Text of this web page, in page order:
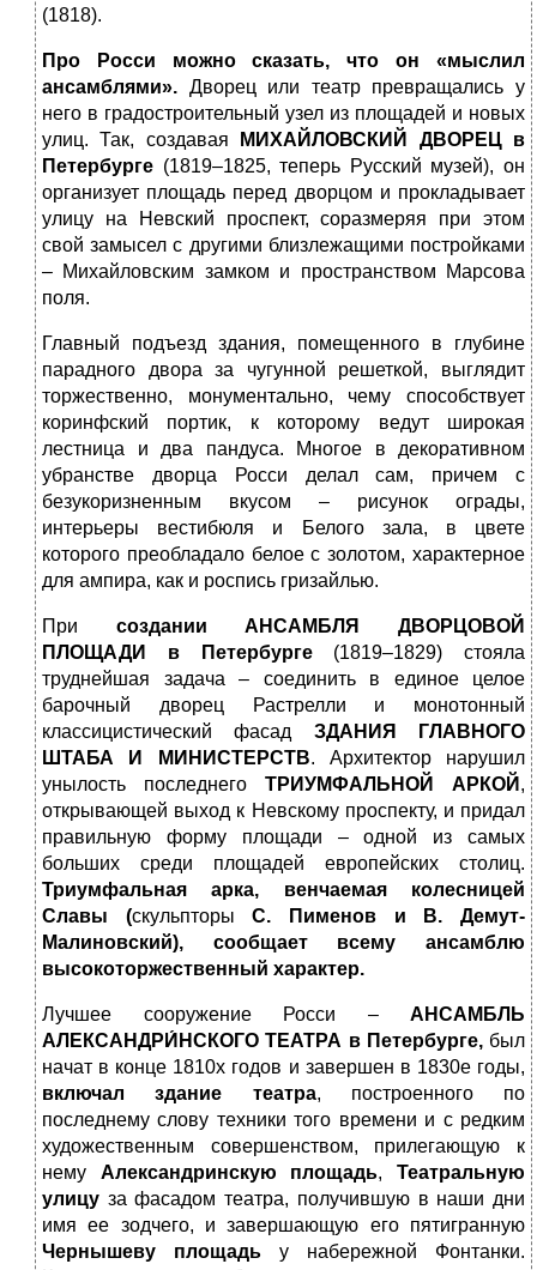
(1818).
Про Росси можно сказать, что он «мыслил
ансамблями». Дворец или театр превращались у
него в градостроительный узел из площадей и новых
улиц. Так, создавая
МИХАЙЛОВСКИЙ ДВОРЕЦ
в
Петербурге (1819–1825, теперь Русский музей), он
организует площадь перед дворцом и прокладывает
улицу на Невский проспект, соразмеряя при этом
свой замысел с другими близлежащими постройками
– Михайловским замком и пространством Марсова
поля.
Главный подъезд здания, помещенного в глубине
парадного двора за чугунной решеткой, выглядит
торжественно, монументально, чему способствует
коринфский портик, к которому ведут широкая
лестница и два пандуса. Многое в декоративном
убранстве дворца Росси делал сам, причем с
безукоризненным вкусом – рисунок ограды,
интерьеры вестибюля и Белого зала, в цвете
которого преобладало белое с золотом, характерное
для ампира, как и роспись гризайлью.
При создании АНСАМБЛЯ ДВОРЦОВОЙ
ПЛОЩАДИ
в Петербурге(1819–1829) стояла
труднейшая задача – соединить в единое целое
барочный дворец Растрелли и монотонный
классицистический фасад ЗДАНИЯ ГЛАВНОГО
ШТАБА И МИНИСТЕРСТВ. Архитектор нарушил
унылость последнего ТРИУМФАЛЬНОЙ АРКОЙ ,
открывающей выход к Невскому проспекту, и придал
правильную форму площади – одной из самых
больших среди площадей европейских столиц.
Триумфальная арка, венчаемая колесницей
Славы (скульпторыС.
Пименов и В. Демут-
Малиновский), сообщает всему ансамблю
высокоторжественный характер.
Лучшее сооружение Росси – АНСАМБЛЬ
АЛЕКСАНДРИ́НСКОГО ТЕАТРА в Петербурге,был
начат в конце 1810х годов и завершен в 1830е годы,
включал здание театра, построенного по
последнему слову техники того времени и с редким
художественным совершенством, прилегающую к
нему Александринскую площадь,Театральную
улицу за фасадом театра, получившую в наши дни
имя ее зодчего, и завершающую его пятигранную
Чернышеву площадь у набережной Фонтанки.